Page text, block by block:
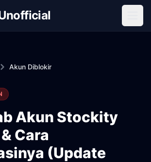
Akun Diblokir
Akun Stockity
Cara
(Update